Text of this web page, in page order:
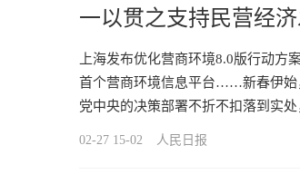
一以贯之支持民营经
上海发布优化营商环境8.0版行动方
首个营商环境信息平台……新春伊始
党中央的决策部署不折不扣落到实
02-27 15-02 人民日报